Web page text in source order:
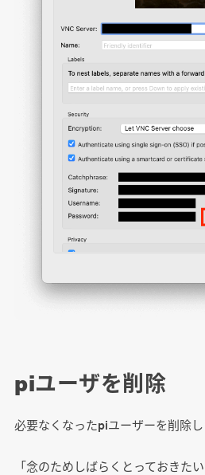
piユーザを削除
必要なくなったpiユーザーを削除し
「念のためしばらくとっておきた